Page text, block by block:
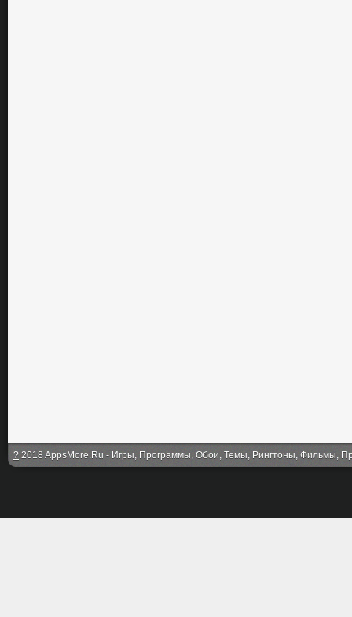
? 2018 AppsMore.Ru - Игры, Программы, Обои, Темы, Рингтоны, Фильмы,